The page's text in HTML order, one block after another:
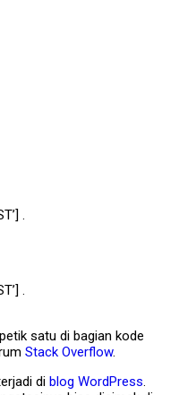
.
.
satu di bagian kode
Stack Overflow.
di blog WordPress.